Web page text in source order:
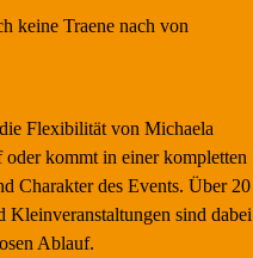
Flexibilität von Michaela
oder kommt in einer kompletten
Charakter des Events. Über 20
Kleinveranstaltungen sind dabei
Ablauf.